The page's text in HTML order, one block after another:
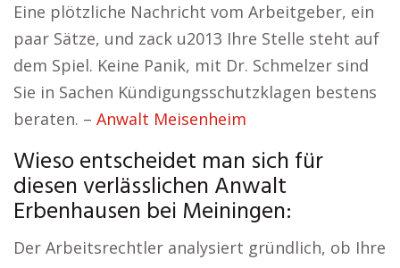
Eine plötzliche Nachricht vom Arbeitgeber, ein
paar Sätze, und zack u2013 Ihre Stelle steht auf
dem Spiel. Keine Panik, mit Dr. Schmelzer sind
Sie in Sachen Kündigungsschutzklagen bestens
beraten. – Anwalt Meisenheim
Wieso entscheidet man sich für
diesen verlässlichen Anwalt
Erbenhausen bei Meiningen:
Der Arbeitsrechtler analysiert gründlich, ob Ihre